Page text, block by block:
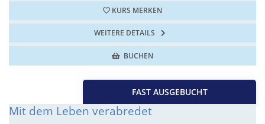
KURS MERKEN
WEITERE DETAILS
BUCHEN
FAST AUSGEBUCHT
Mit dem Leben verabredet